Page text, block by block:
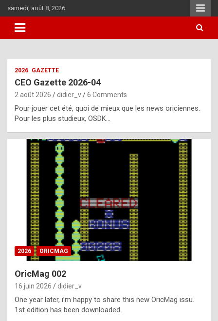
to
content
samedi, août 8, 2026
i
u
l
y
d
i
ff
i
l
t
2026 GAZETTE
CEO Gazette 2026-04
2 août 2026 didier_v 6 Comments
Pour jouer cet été, quoi de mieux que les news oriciennes.
Pour les plus studieux, OSDK…
2026 ORICMAG
OricMag 002
16 juin 2026 didier_v
One year later, i’m happy to share this new OricMag issu.
1st edition has been downloaded…